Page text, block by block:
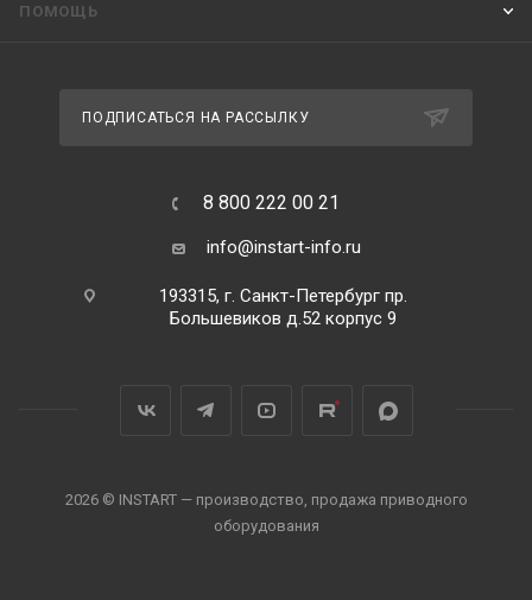
ПОМОЩЬ
ПОДПИСАТЬСЯ НА РАССЫЛКУ
8 800 222 00 21
info@instart-info.ru
193315, г. Санкт-Петербург пр.
Большевиков д.52 корпус 9
2026 © INSTART — производство, продажа приводного
оборудования